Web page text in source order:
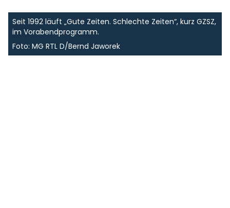
Seit 1992 läuft „Gute Zeiten. Schlechte Zeiten“, kurz GZSZ,
im Vorabendprogramm.
Foto: MG RTL D/Bernd Jaworek